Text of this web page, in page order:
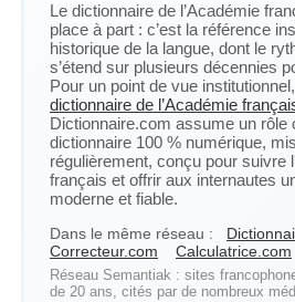
Le dictionnaire de l’Académie
place à part : c’est la référence
historique de la langue, dont le
s’étend sur plusieurs décennies
Pour un point de vue
dictionnaire de l’Académie
Dictionnaire.com assume un rôle
dictionnaire 100 % numérique,
régulièrement, conçu pour suivre
français et offrir aux internautes
moderne et fiable.
Dans le même réseau :
Correcteur.com
Calculatrice.com
Réseau Semantiak : sites
de 20 ans, cités par de nombreux